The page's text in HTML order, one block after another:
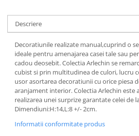
Descriere
Decoratiunile realizate manual,cuprind o
ideale pentru amenajarea casei tale sau
cadou deosebit. Colectia Arlechin se
cubist si prin multitudinea de culori, lucru
usor asortarea decoratiunii cu orice piesa
aranjament interior. Colectia Arlechin este
realizarea unei surprize garantate celei de
Dimendiuni:H:14,L:8 +/- 2cm.
Informatii conformitate produs